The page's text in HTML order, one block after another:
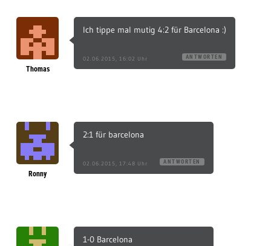
Thomas
Ich tippe mal mutig 4:2 für Barcelona :)
02.06.2015, 16:02 Uhr ANTWORTEN
Ronny
2:1 für barcelona
02.06.2015, 17:48 Uhr ANTWORTEN
1-0 Barcelona